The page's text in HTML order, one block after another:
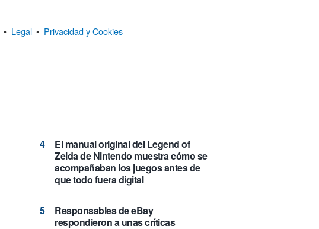
que se visita puede saber de ti y
El manual original del Legend of
Zelda de Nintendo muestra cómo se
acompañaban los juegos antes de
que todo fuera digital
Responsables de eBay
respondieron a unas críticas
• Legal • Privacidad y Cookies